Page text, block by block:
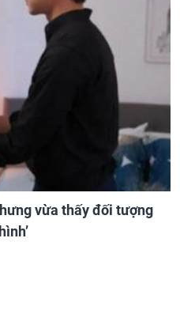
vừa thấy đối tượng